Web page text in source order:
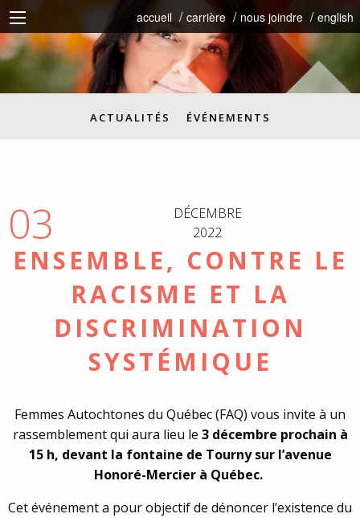
accueil carrière nous joindre english
ACTUALITÉS ÉVÉNEMENTS
03
DÉCEMBRE
2022
ENSEMBLE, CONTRE LE
RACISME ET LA
DISCRIMINATION
SYSTÉMIQUE
Femmes Autochtones du Québec (FAQ) vous invite à un
rassemblement qui aura lieu le 3 décembre prochain à
15 h, devant la fontaine de Tourny sur l’avenue
Honoré-Mercier à Québec.
Cet événement a pour objectif de dénoncer l’existence du